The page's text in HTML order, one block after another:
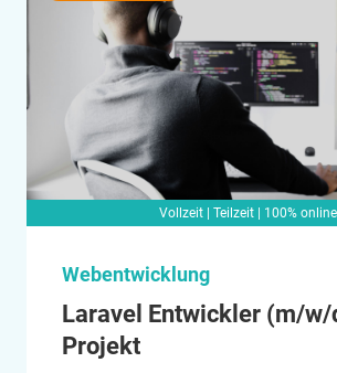
Vollzeit | Teilzeit | 100% online
Webentwicklung
Laravel Entwickler (m/
Projekt